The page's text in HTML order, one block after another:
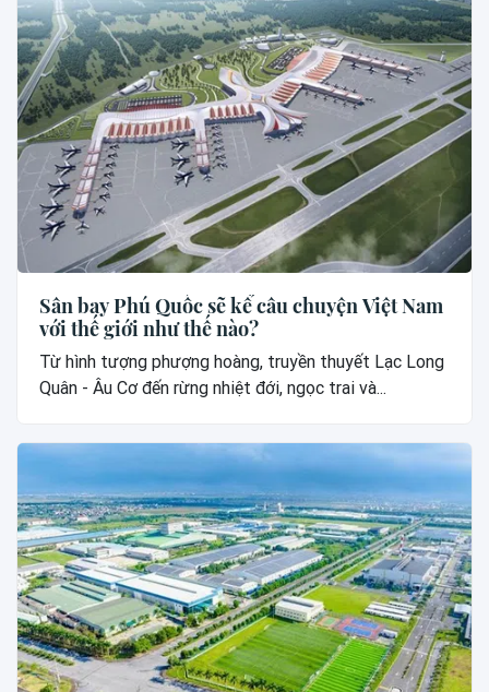
Sân bay Phú Quốc sẽ kể câu chuyện Việt Nam
với thế giới như thế nào?
Từ hình tượng phượng hoàng, truyền thuyết Lạc Long
Quân - Âu Cơ đến rừng nhiệt đới, ngọc trai và...